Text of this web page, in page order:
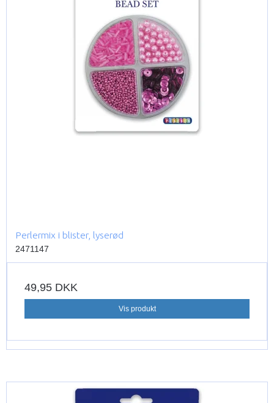
Perlermix i blister, lyserød
2471147
49,95 DKK
Vis produkt